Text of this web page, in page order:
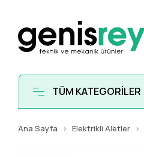
TÜM KATEGORİLER
Ana Sayfa Elektrikli Aletler